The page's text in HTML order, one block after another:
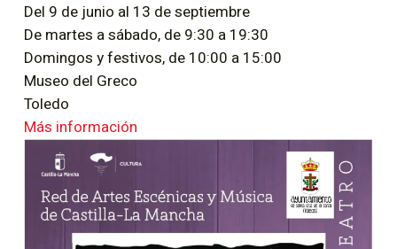
Del 9 de junio al 13 de septiembre
De martes a sábado, de 9:30 a 19:30
Domingos y festivos, de 10:00 a 15:00
Museo del Greco
Toledo
Más información